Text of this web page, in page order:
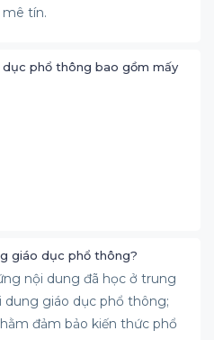
tín.
phổ thông bao gồm mấy
giáo dục phổ thông?
nội dung đã học ở trung
dung giáo dục phổ thông;
đảm bảo kiến thức phổ